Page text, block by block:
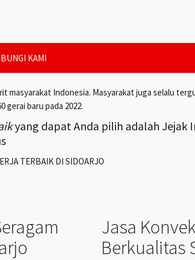
KAMI
masyarakat Indonesia. Masyarakat juga selalu
gerai baru pada 2022.
yang dapat Anda pilih adalah Jejak
TERBAIK DI SIDOARJO
Jasa
Berkualitas